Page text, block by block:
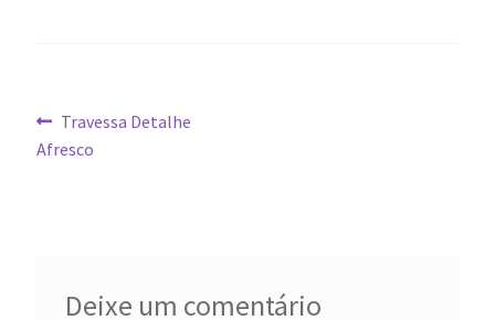
Navegação
de
Post
anterior:
Travessa Detalhe
Afresco
Deixe um comentário